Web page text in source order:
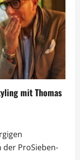
mit Thomas
der ProSieben-